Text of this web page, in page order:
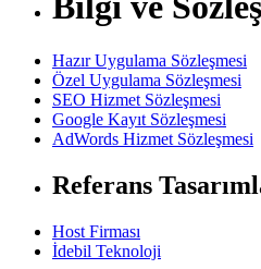
Hazır Uygulama Sözleşmesi
Özel Uygulama Sözleşmesi
SEO Hizmet Sözleşmesi
Google Kayıt Sözleşmesi
AdWords Hizmet Sözleşmesi
Referans
Host Firması
İdebil Teknoloji